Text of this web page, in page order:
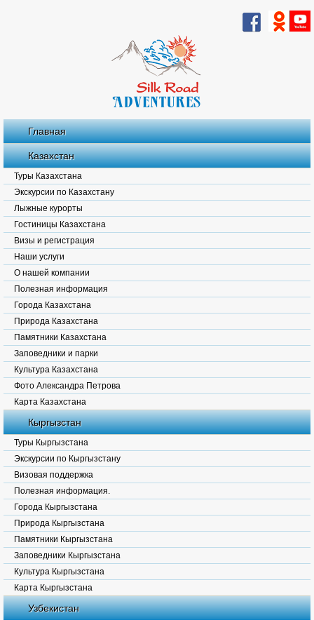
Главная
Казахстан
Туры Казахстана
Экскурсии по Казахстану
Лыжные курорты
Гостиницы Казахстана
Визы и регистрация
Наши услуги
О нашей компании
Полезная информация
Города Казахстана
Природа Казахстана
Памятники Казахстана
Заповедники и парки
Культура Казахстана
Фото Александра Петрова
Карта Казахстана
Кыргызстан
Туры Кыргызстана
Экскурсии по Кыргызстану
Визовая поддержка
Полезная информация.
Города Кыргызстана
Природа Кыргызстана
Памятники Кыргызстана
Заповедники Кыргызстана
Культура Кыргызстана
Карта Кыргызстана
Узбекистан